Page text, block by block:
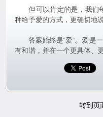
但可以肯定的是，我们每
种给予爱的方式，更确切地
答案始终是“爱”。爱是一
有和谐，并在一个更具体、
转到页